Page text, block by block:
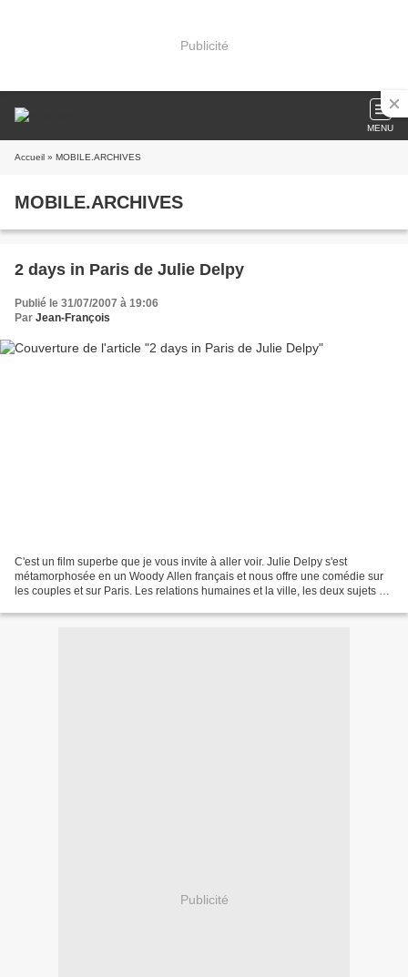
Publicité
MENU
Accueil » MOBILE.ARCHIVES
MOBILE.ARCHIVES
2 days in Paris de Julie Delpy
Publié le 31/07/2007 à 19:06
Par Jean-François
C'est un film superbe que je vous invite à aller voir. Julie Delpy s'est
métamorphosée en un Woody Allen français et nous offre une comédie sur
les couples et sur Paris. Les relations humaines et la ville, les deux sujets de
Publicité